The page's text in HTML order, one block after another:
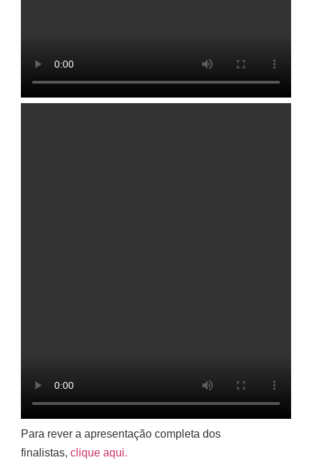
Para rever a apresentação completa dos
finalistas, clique aqui.